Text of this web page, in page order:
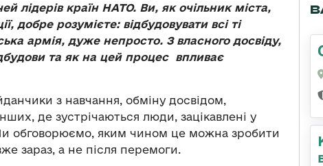
лідерів країн НАТО. Ви, як очільник міста,
добре розумієте: відбудовувати всі ті
армія, дуже непросто. З власного досвіду,
та як на цей процес впливає
з навчання, обміну досвідом,
де зустрічаються люди, зацікавлені у
Ми обговорюємо, яким чином це можна зробити
зараз, а не після перемоги.